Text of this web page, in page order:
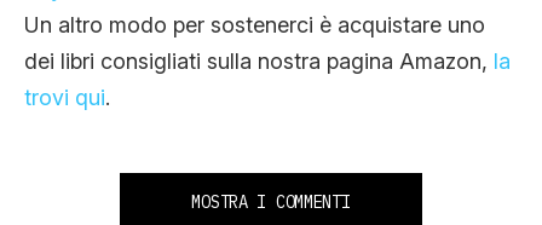
Un altro modo per sostenerci è acquistare uno
dei libri consigliati sulla nostra pagina Amazon, la
trovi qui.
MOSTRA I COMMENTI